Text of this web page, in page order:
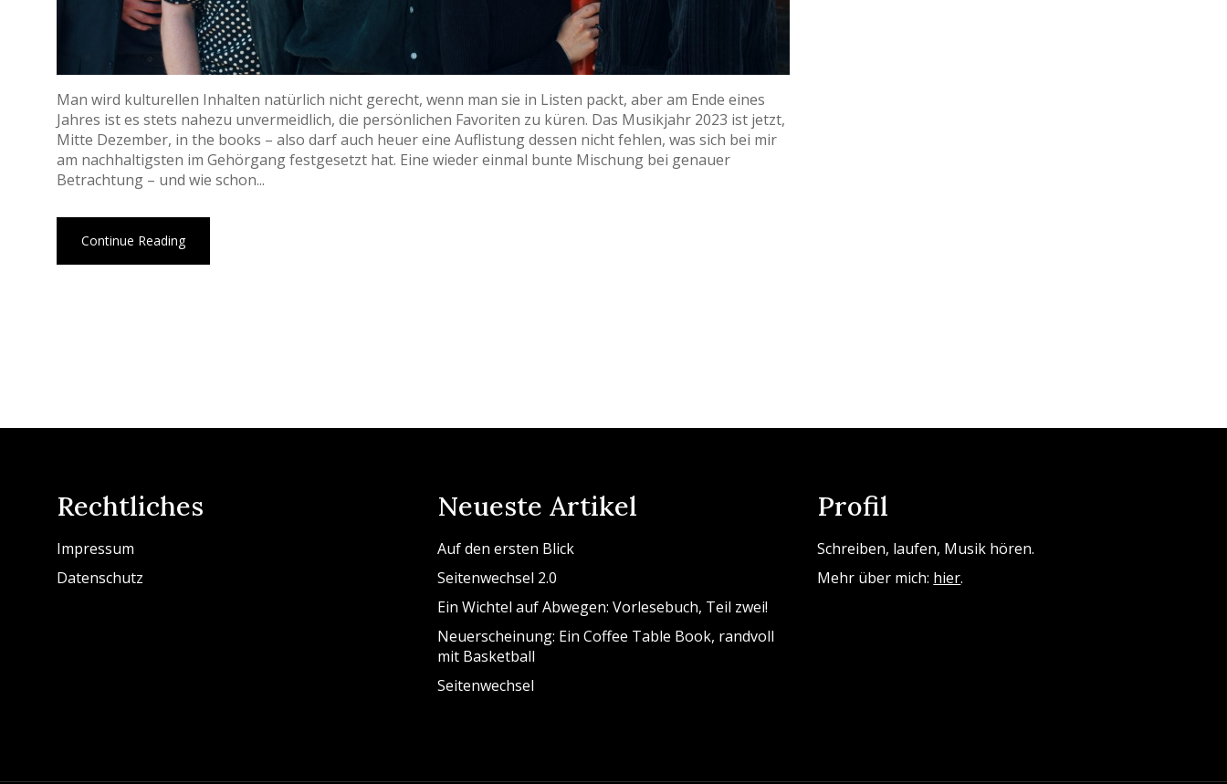
Man wird kulturellen Inhalten natürlich nicht gerecht, wenn man sie in Listen packt, aber am Ende eines
Jahres ist es stets nahezu unvermeidlich, die persönlichen Favoriten zu küren. Das Musikjahr 2023 ist jetzt,
Mitte Dezember, in the books – also darf auch heuer eine Auflistung dessen nicht fehlen, was sich bei mir
am nachhaltigsten im Gehörgang festgesetzt hat. Eine wieder einmal bunte Mischung bei genauer
Betrachtung – und wie schon...
Continue Reading
Rechtliches
Impressum
Datenschutz
Neueste Artikel
Auf den ersten Blick
Seitenwechsel 2.0
Ein Wichtel auf Abwegen: Vorlesebuch, Teil zwei!
Neuerscheinung: Ein Coffee Table Book, randvoll
mit Basketball
Seitenwechsel
Profil
Schreiben, laufen, Musik hören.
Mehr über mich: hier.